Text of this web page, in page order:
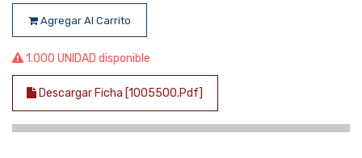
Agregar Al Carrito
1.000 UNIDAD disponible
Descargar Ficha [1005500.pdf]